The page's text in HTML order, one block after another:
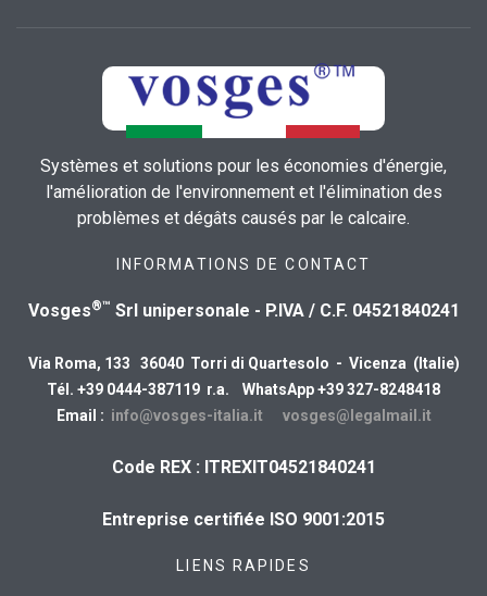
Systèmes et solutions pour les économies d'énergie,
l'amélioration de l'environnement et l'élimination des
problèmes et dégâts causés par le calcaire.
INFORMATIONS DE CONTACT
Vosges®™ Srl unipersonale - P.IVA / C.F. 04521840241
Via Roma, 133 36040 Torri di Quartesolo - Vicenza (Italie)
Tél. +39 0444-387119 r.a. WhatsApp +39 327-8248418
Email : info@vosges-italia.it vosges@legalmail.it
Code REX : ITREXIT04521840241
Entreprise certifiée ISO 9001:2015
LIENS RAPIDES